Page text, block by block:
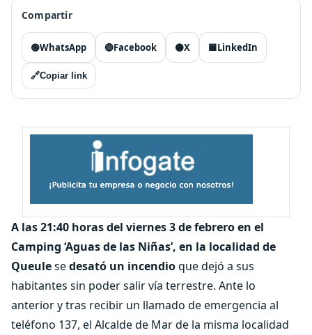
Compartir
🟢WhatsApp 🔵Facebook ⚫X 🟦LinkedIn
🔗Copiar link
A las 21:40 horas del viernes 3 de febrero en el
Camping ‘Aguas de las Niñas’, en la localidad de
Queulesedesató un incendioque dejó a sus
habitantes sin poder salir vía terrestre. Ante lo
anterior y tras recibir un llamado de emergencia al
teléfono 137, el Alcalde de Mar de la misma localidad